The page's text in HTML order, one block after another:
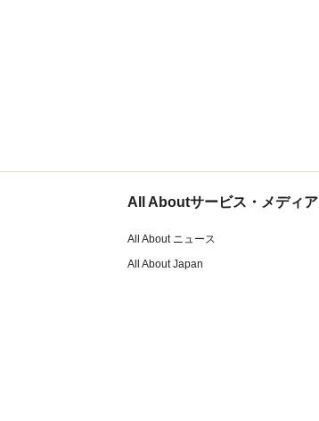
All Aboutサービス・メディア
All About ニュース
All About Japan